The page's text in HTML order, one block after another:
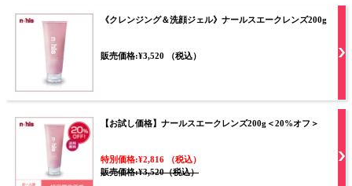
《クレンジング＆洗顔ジェル》ナールスエークレンズ200g
販売価格:¥3,520 （税込）
【お試し価格】ナールスエークレンズ200g＜20%オフ＞
特別価格:¥2,816 （税込）
販売価格:¥3,520（税込）